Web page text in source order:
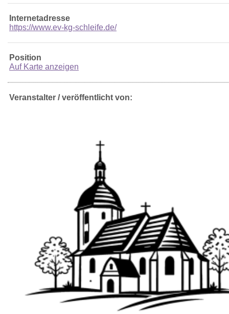
Internetadresse
https://www.ev-kg-schleife.de/
Position
Auf Karte anzeigen
Veranstalter / veröffentlicht von: